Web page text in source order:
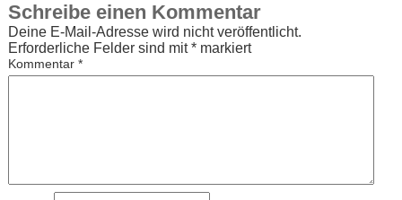
Schreibe einen Kommentar
Deine E-Mail-Adresse wird nicht veröffentlicht.
Erforderliche Felder sind mit*markiert
Kommentar *